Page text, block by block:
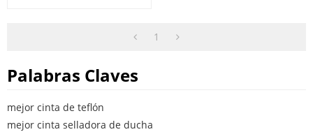
1
Palabras Claves
mejor cinta de teflón
mejor cinta selladora de ducha